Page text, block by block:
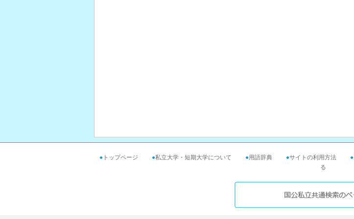
● トップページ ●私立大学・短期大学について ●用語辞典 ●サイトの利用方法 ●
る